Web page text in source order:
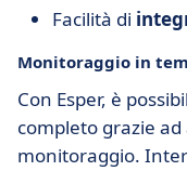
Facilità di
Monitoraggio in
Con Esper, è
completo grazie
monitoraggio.